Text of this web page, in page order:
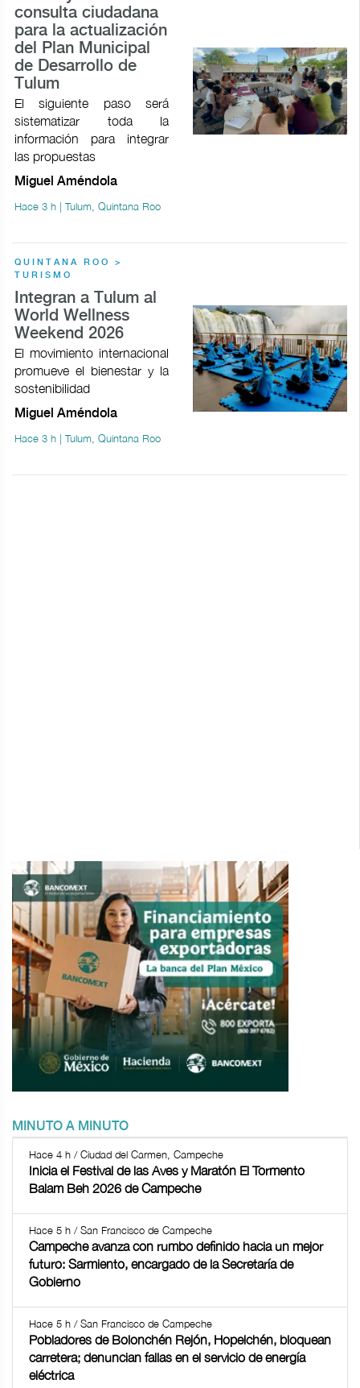
consulta ciudadana
para la actualización
del Plan Municipal
de Desarrollo de
Tulum
El siguiente paso será
sistematizar toda la
información para integrar
las propuestas
Miguel Améndola
Hace 3 h | Tulum, Quintana Roo
QUINTANA ROO >
TURISMO
Integran a Tulum al
World Wellness
Weekend 2026
El movimiento internacional
promueve el bienestar y la
sostenibilidad
Miguel Améndola
Hace 3 h | Tulum, Quintana Roo
MINUTO A MINUTO
Hace 4 h / Ciudad del Carmen, Campeche
Inicia el Festival de las Aves y Maratón El Tormento
Balam Beh 2026 de Campeche
Hace 5 h / San Francisco de Campeche
Campeche avanza con rumbo definido hacia un mejor
futuro: Sarmiento, encargado de la Secretaría de
Gobierno
Hace 5 h / San Francisco de Campeche
Pobladores de Bolonchén Rejón, Hopelchén, bloquean
carretera; denuncian fallas en el servicio de energía
eléctrica